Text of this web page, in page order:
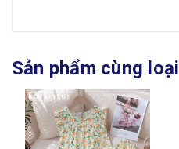
Sản phẩm cùng loại